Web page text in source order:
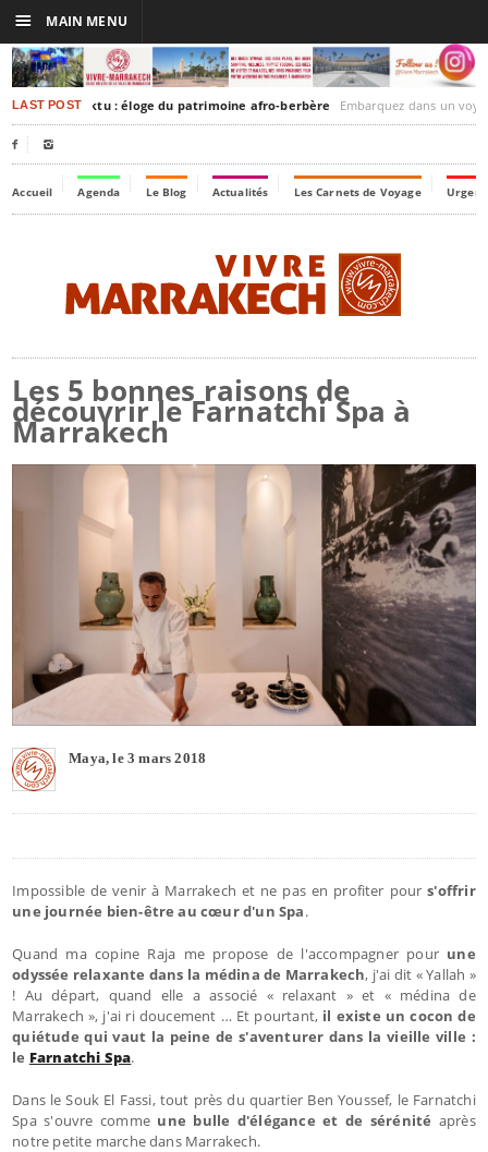
LAST POST
Timbuktu : éloge du patrimoine afro-berbère Embarquez dans un voyage culturel dans le
 
Accueil Agenda Le Blog Actualités Les Carnets de Voyage
Les 5 bonnes raisons de
découvrir le Farnatchi Spa à
Marrakech
Maya, le 3 mars 2018
Impossible de venir à Marrakech et ne pas en profiter pours'offrir
une journée bien-être au cœur d'un Spa.
Quand ma copine Raja me propose de l'accompagner pour une
odyssée relaxante dans la médina de Marrakech, j'ai dit « Yallah »
! Au départ, quand elle a associé « relaxant » et « médina de
Marrakech », j'ai ri doucement … Et pourtant, il existe un cocon de
quiétude qui vaut la peine de s'aventurer dans la vieille ville :
le Farnatchi Spa.
Dans le Souk El Fassi, tout près du quartier Ben Youssef, le Farnatchi
Spa s'ouvre comme une bulle d'élégance et de sérénité après
notre petite marche dans Marrakech.
☰ MAIN MENU